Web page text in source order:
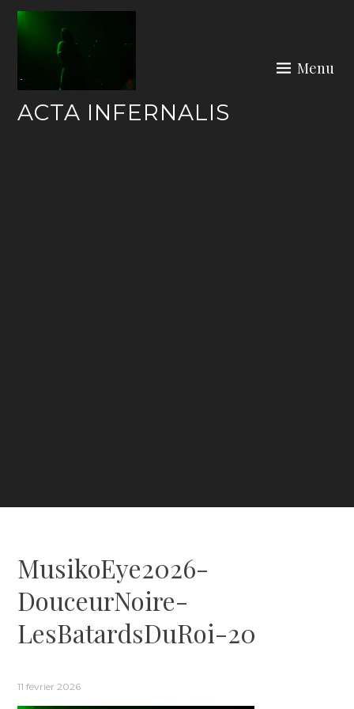
Skip
ACTA INFERNALIS
Menu
MusikoEye2026-
DouceurNoire-
LesBatardsDuRoi-20
11 février 2026